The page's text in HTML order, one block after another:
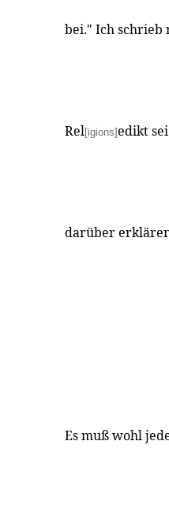
bei." Ich schrieb
Rel[igions]edikt
darüber
Es muß wohl